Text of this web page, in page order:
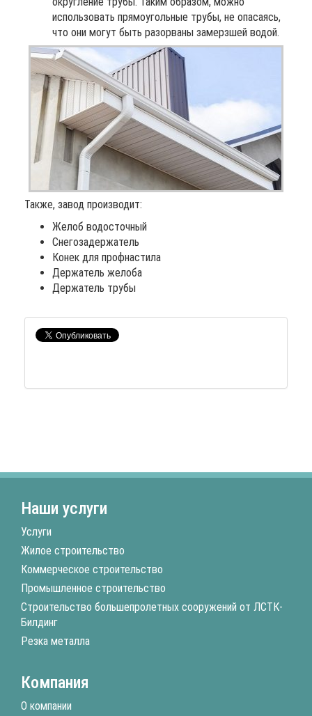
использовать прямоугольные трубы, не опасаясь,
что они могут быть разорваны замерзшей водой.
Также, завод производит:
Желоб водосточный
Снегозадержатель
Конек для профнастила
Держатель желоба
Держатель трубы
Наши услуги
Услуги
Жилое строительство
Коммерческое строительство
Промышленное строительство
Строительство большепролетных сооружений от ЛСТК-
Билдинг
Резка металла
Компания
О компании